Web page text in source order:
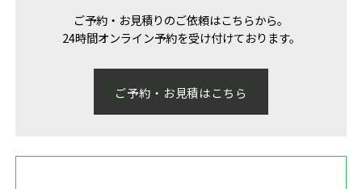
ご予約・お見積りのご依頼はこちらから。
24時間オンライン予約を受け付けております。
ご予約・お見積はこちら